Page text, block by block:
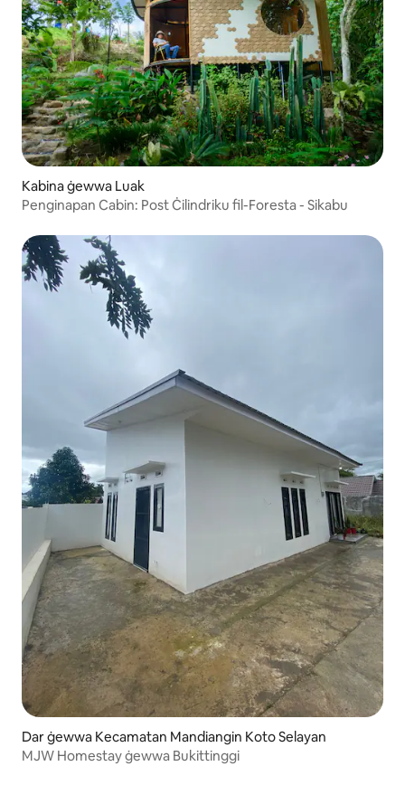
Kabina ġewwa Luak
Penginapan Cabin: Post Ċilindriku fil-Foresta - Sikabu
Dar ġewwa Kecamatan Mandiangin Koto Selayan
MJW Homestay ġewwa Bukittinggi